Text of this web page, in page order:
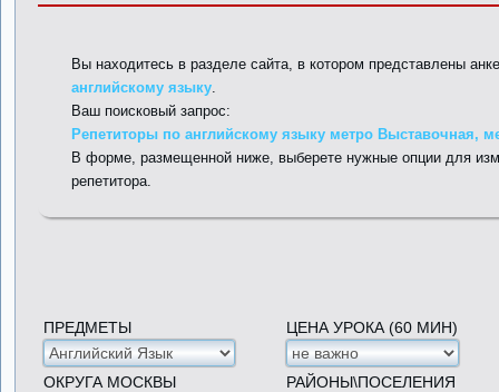
Вы находитесь в разделе сайта, в котором представлены
английскому языку.
Ваш поисковый запрос:
Репетиторы по английскому языку метро Выставочная,
В форме, размещенной ниже, выберете нужные опции для
репетитора.
ПРЕДМЕТЫ ЦЕНА УРОКА (60 МИН)
ОКРУГА МОСКВЫ РАЙОНЫ\ПОСЕЛЕНИЯ